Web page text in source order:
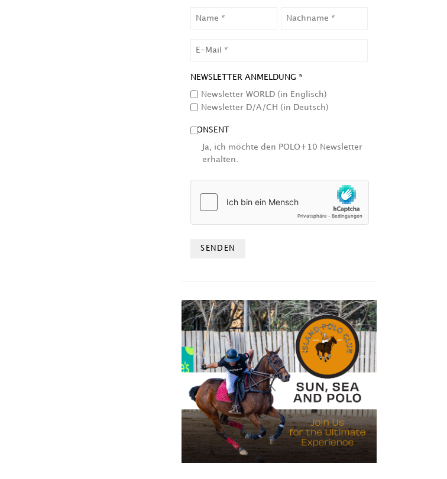
NEWSLETTER ANMELDUNG *
Newsletter WORLD (in Englisch)
Newsletter D/A/CH (in Deutsch)
CONSENT
Ja, ich möchte den POLO+10 Newsletter
erhalten.